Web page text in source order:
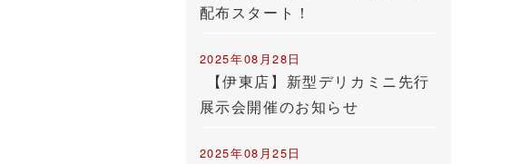
配布スタート！
2025年08月28日
【伊東店】新型デリカミニ先行
展示会開催のお知らせ
2025年08月25日